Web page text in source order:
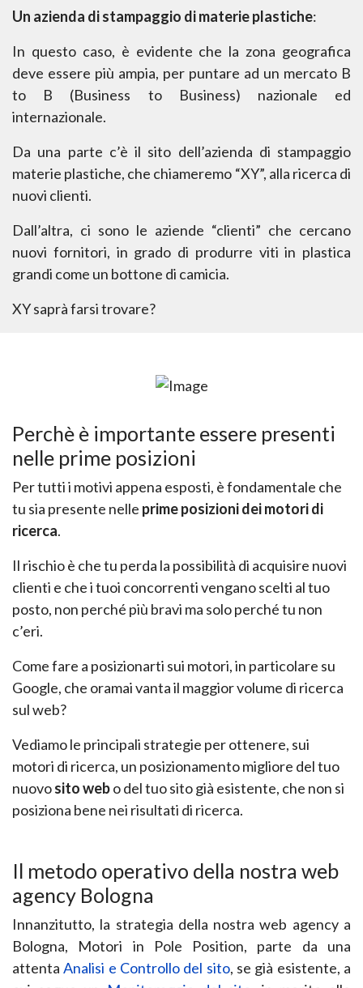
Un azienda di stampaggio di materie plastiche:
In questo caso, è evidente che la zona geografica
deve essere più ampia, per puntare ad un mercato B
to B (Business to Business) nazionale ed
internazionale.
Da una parte c’è il sito dell’azienda di stampaggio
materie plastiche, che chiameremo “XY”, alla ricerca di
nuovi clienti.
Dall’altra, ci sono le aziende “clienti” che cercano
nuovi fornitori, in grado di produrre viti in plastica
grandi come un bottone di camicia.
XY saprà farsi trovare?
Perchè è importante essere presenti
nelle prime posizioni
Per tutti i motivi appena esposti, è fondamentale che
tu sia presente nelle prime posizioni deimotori di
ricerca.
Il rischio è che tu perda la possibilità di acquisire nuovi
clienti e che i tuoi concorrenti venganoscelti al tuo
posto, non perché più bravi ma solo perché tu non
c’eri.
Come fare a posizionarti sui motori, in particolare su
Google, che oramai vanta il maggior volume di ricerca
sul web?
Vediamo le principali strategie per ottenere, sui
motori di ricerca, un posizionamento migliore deltuo
nuovosito webo del tuo sito già esistente, che non si
posiziona bene nei risultati di ricerca.
Il metodo operativo della nostra web
agency Bologna
Innanzitutto, la strategia della nostra web agency a
Bologna, Motori in Pole Position, parte da una
attenta Analisi e Controllo del sito, se già esistente, a